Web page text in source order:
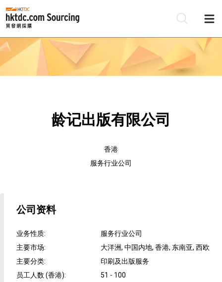
龄记出版有限公司
香港
服务行业公司
公司资料
业务性质:
服务行业公司
主要市场:
大洋洲, 中国内地, 香港, 东南亚, 西欧
主要分类:
印刷及出版服务
员工人数 (香港):
51 - 100